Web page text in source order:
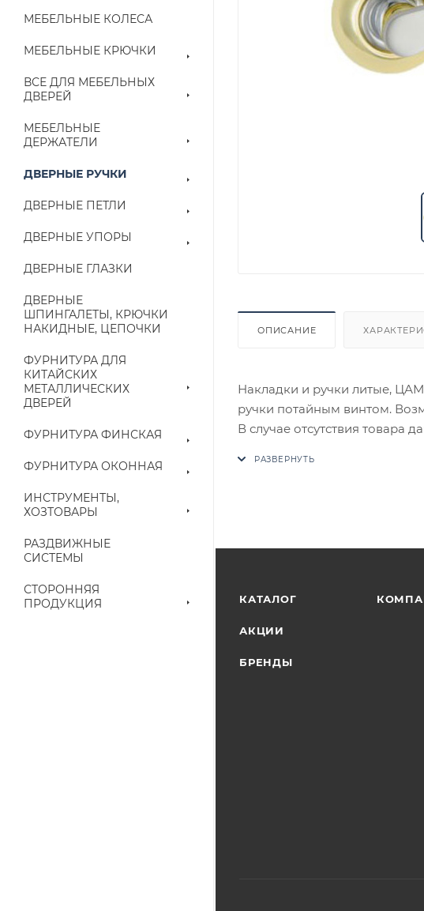
МЕБЕЛЬНЫЕ КОЛЕСА
МЕБЕЛЬНЫЕ КРЮЧКИ
ВСЕ ДЛЯ МЕБЕЛЬНЫХ
ДВЕРЕЙ
МЕБЕЛЬНЫЕ
ДЕРЖАТЕЛИ
ДВЕРНЫЕ РУЧКИ
ДВЕРНЫЕ ПЕТЛИ
ДВЕРНЫЕ УПОРЫ
ДВЕРНЫЕ ГЛАЗКИ
ДВЕРНЫЕ
ШПИНГАЛЕТЫ, КРЮЧКИ
НАКИДНЫЕ, ЦЕПОЧКИ
ФУРНИТУРА ДЛЯ
КИТАЙСКИХ
МЕТАЛЛИЧЕСКИХ
ДВЕРЕЙ
ФУРНИТУРА ФИНСКАЯ
ФУРНИТУРА ОКОННАЯ
ИНСТРУМЕНТЫ,
ХОЗТОВАРЫ
РАЗДВИЖНЫЕ
СИСТЕМЫ
СТОРОННЯЯ
ПРОДУКЦИЯ
ОПИСАНИЕ
Накладки и ручки литые,
ручки потайным винтом.
В случае отсутствия товара
Конечная цена будет
КАТАЛОГ
АКЦИИ
БРЕНДЫ